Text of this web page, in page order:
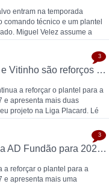
entram na temporada
comando técnico e um plantel
Miguel Velez assume a
Léo Evangelista e Vitinho são reforços do Torreense para 2026/2027
a reforçar o plantel para a
e apresenta mais duas
projeto na Liga Placard. Lé
3
Gaza é reforço da AD Fundão para 2026/2027
a reforçar o plantel para a
e apresenta mais uma
3